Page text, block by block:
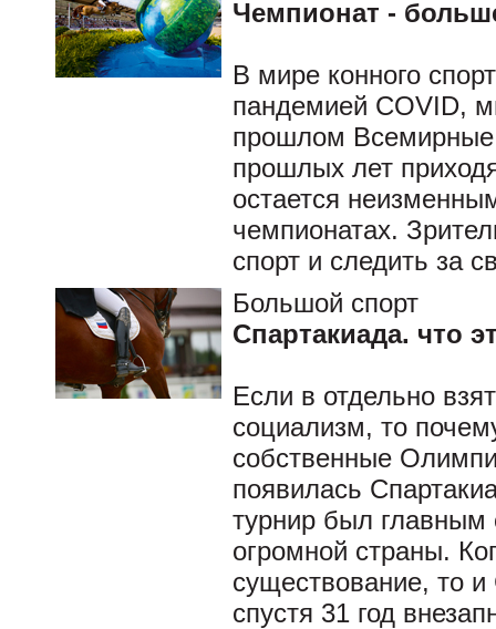
Чемпионат -
В мире конного
пандемией COVID,
прошлом Всемирные
прошлых лет
остается
чемпионатах.
спорт и следить за
Большой спорт
Спартакиада. что
Если в отдельно
социализм, то
собственные
появилась
турнир был главным
огромной страны.
существование, то
спустя 31 год